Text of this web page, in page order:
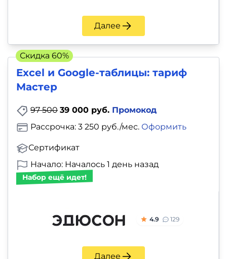
Далее
Excel и Google-таблицы: тариф
Мастер
97 500 39 000 руб. Промокод
Сертификат
Рассрочка: 3 250 руб./мес. Оформить
Начало: Началось 1 день назад
Набор ещё идет!
4.9 129
Далее
Скидка 60%